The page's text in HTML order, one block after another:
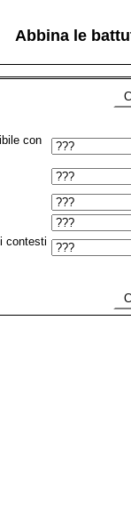
Abbina le
con
contesti